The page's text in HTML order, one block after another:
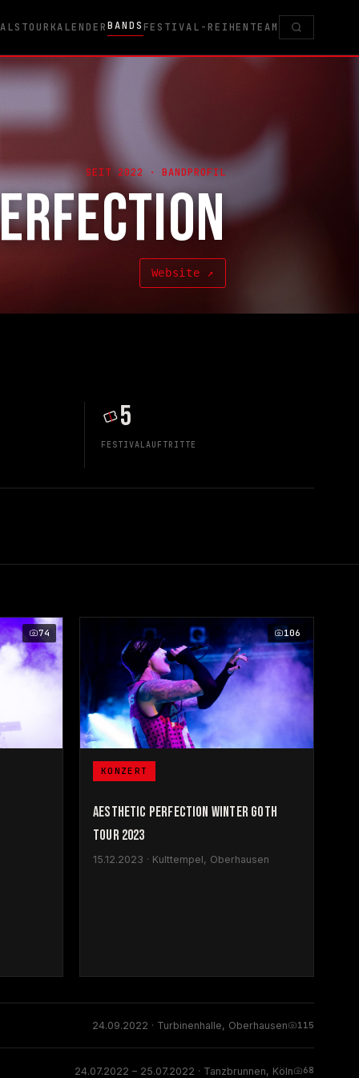
TOURKALENDERBANDSFESTIVAL-REIHEN TEAM
SEIT 2022 · BANDPROFIL
Website ↗
5
FESTIVALAUFTRITTE
74 106
KONZERT
AESTHETIC PERFECTION WINTER GOTH
TOUR 2023
15.12.2023 · Kulttempel, Oberhausen
24.09.2022 · Turbinenhalle, Oberhausen 115
24.07.2022 – 25.07.2022 · Tanzbrunnen, Köln 68